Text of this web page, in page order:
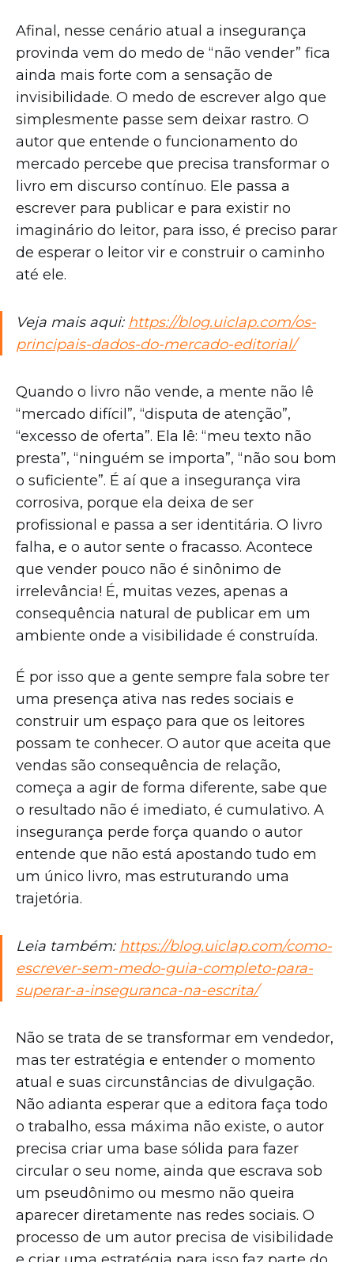
Afinal, nesse cenário atual a insegurança
provinda vem do medo de “não vender” fica
ainda mais forte com a sensação de
invisibilidade. O medo de escrever algo que
simplesmente passe sem deixar rastro. O
autor que entende o funcionamento do
mercado percebe que precisa transformar o
livro em discurso contínuo. Ele passa a
escrever para publicar e para existir no
imaginário do leitor, para isso, é preciso parar
de esperar o leitor vir e construir o caminho
até ele.
Veja mais aqui: https://blog.uiclap.com/os-
principais-dados-do-mercado-editorial/
Quando o livro não vende, a mente não lê
“mercado difícil”, “disputa de atenção”,
“excesso de oferta”. Ela lê: “meu texto não
presta”, “ninguém se importa”, “não sou bom
o suficiente”. É aí que a insegurança vira
corrosiva, porque ela deixa de ser
profissional e passa a ser identitária. O livro
falha, e o autor sente o fracasso. Acontece
que vender pouco não é sinônimo de
irrelevância! É, muitas vezes, apenas a
consequência natural de publicar em um
ambiente onde a visibilidade é construída.
É por isso que a gente sempre fala sobre ter
uma presença ativa nas redes sociais e
construir um espaço para que os leitores
possam te conhecer. O autor que aceita que
vendas são consequência de relação,
começa a agir de forma diferente, sabe que
o resultado não é imediato, é cumulativo. A
insegurança perde força quando o autor
entende que não está apostando tudo em
um único livro, mas estruturando uma
trajetória.
Leia também: https://blog.uiclap.com/como-
escrever-sem-medo-guia-completo-para-
superar-a-inseguranca-na-escrita/
Não se trata de se transformar em vendedor,
mas ter estratégia e entender o momento
atual e suas circunstâncias de divulgação.
Não adianta esperar que a editora faça todo
o trabalho, essa máxima não existe, o autor
precisa criar uma base sólida para fazer
circular o seu nome, ainda que escrava sob
um pseudônimo ou mesmo não queira
aparecer diretamente nas redes sociais. O
processo de um autor precisa de visibilidade